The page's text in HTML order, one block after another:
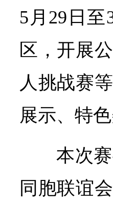
5月29日
区，开展
人挑战赛
展示、特
本次
同胞联谊